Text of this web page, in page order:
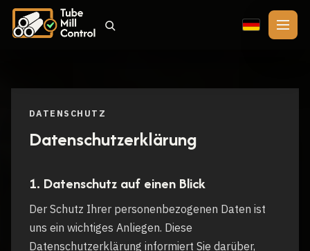
🇩🇪
DATENSCHUTZ
Datenschutzerklärung
1. Datenschutz auf einen Blick
Der Schutz Ihrer personenbezogenen Daten ist
uns ein wichtiges Anliegen. Diese
Datenschutzerklärung informiert Sie darüber,